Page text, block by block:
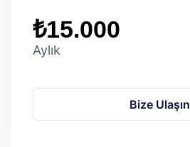
₺15.000
Aylık
Bize Ulaşın